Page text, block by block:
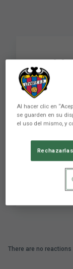
sigut
que
PRIMER
There are no
Al hacer clic en
se guarden en su
el uso del mismo, y